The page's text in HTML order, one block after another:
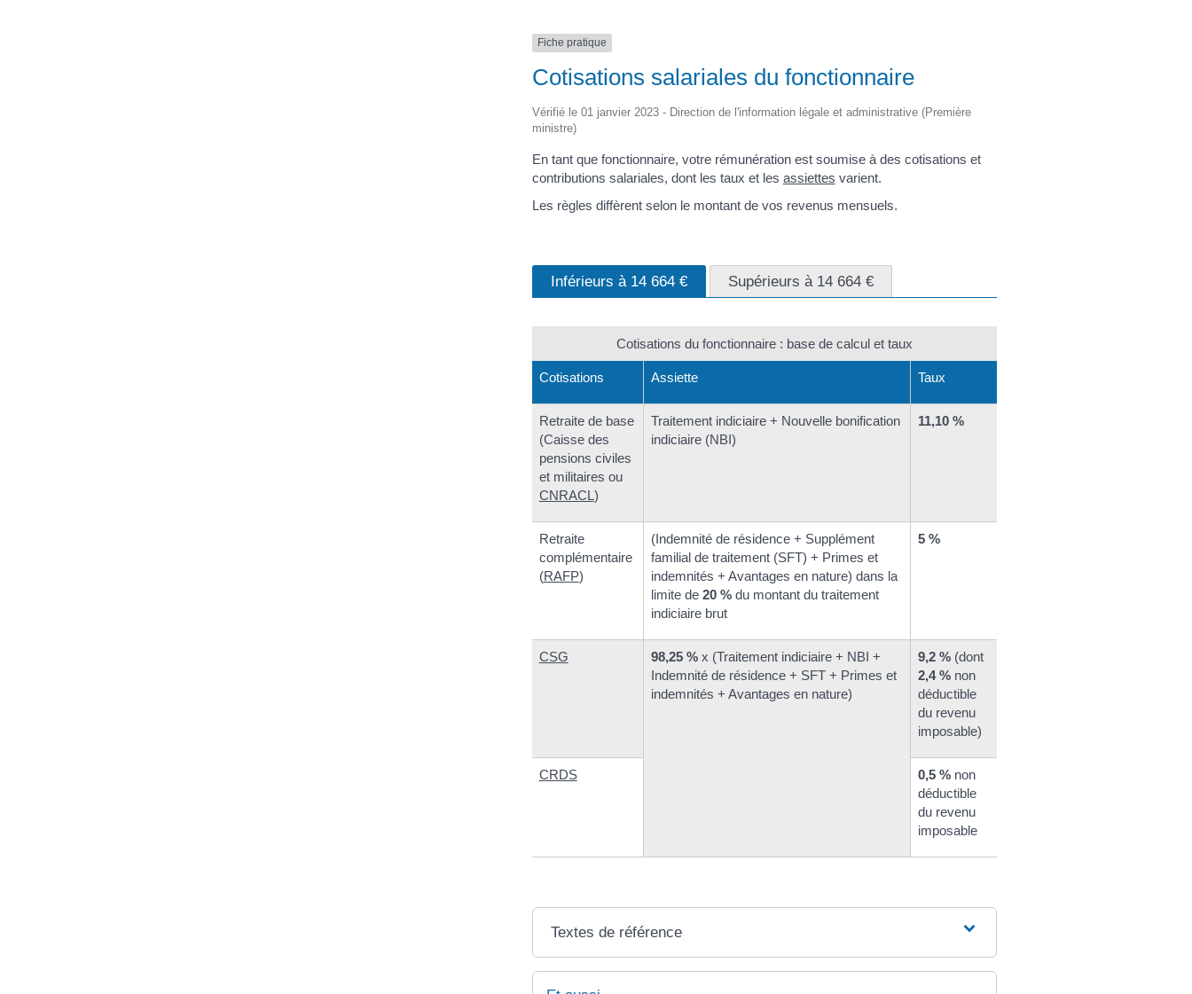
Fiche pratique
Cotisations salariales du fonctionnaire
Vérifié le 01 janvier 2023 - Direction de l'information légale et administrative (Première
ministre)
En tant que fonctionnaire, votre rémunération est soumise à des cotisations et
contributions salariales, dont les taux et les assiettes varient.
Les règles diffèrent selon le montant de vos revenus mensuels.
Inférieurs à 14 664 € Supérieurs à 14 664 €
Cotisations du fonctionnaire : base de calcul et taux
Cotisations Assiette Taux
Retraite de base
(Caisse des
pensions civiles
et militaires ou
CNRACL)
Traitement indiciaire + Nouvelle bonification
indiciaire (NBI)
11,10 %
Retraite
complémentaire
(RAFP)
(Indemnité de résidence + Supplément
familial de traitement (SFT) + Primes et
indemnités + Avantages en nature) dans la
limite de 20 %du montant du traitement
indiciaire brut
5 %
CSG 98,25 %x (Traitement indiciaire + NBI +
Indemnité de résidence + SFT + Primes et
indemnités + Avantages en nature)
9,2 %(dont
2,4 %non
déductible
du revenu
imposable)
CRDS 0,5 %non
déductible
du revenu
imposable
Textes de référence